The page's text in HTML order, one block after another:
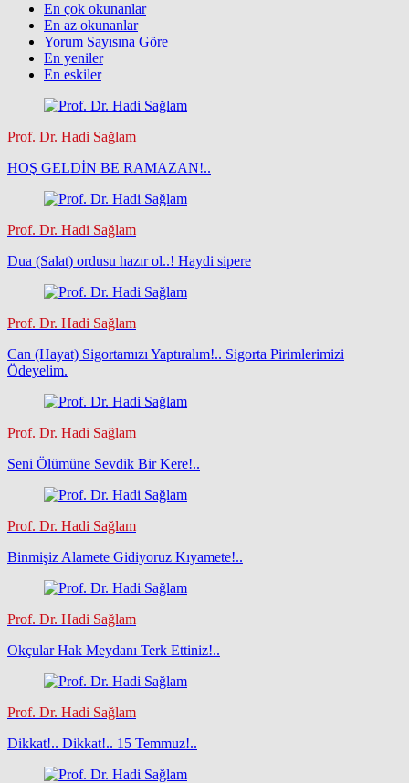
En çok okunanlar
En az okunanlar
Yorum Sayısına Göre
En yeniler
En eskiler
Prof. Dr. Hadi Sağlam
HOŞ GELDİN BE RAMAZAN!..
Prof. Dr. Hadi Sağlam
Dua (Salat) ordusu hazır ol..! Haydi sipere
Prof. Dr. Hadi Sağlam
Can (Hayat) Sigortamızı Yaptıralım!.. Sigorta Pirimlerimizi
Ödeyelim.
Prof. Dr. Hadi Sağlam
Seni Ölümüne Sevdik Bir Kere!..
Prof. Dr. Hadi Sağlam
Binmişiz Alamete Gidiyoruz Kıyamete!..
Prof. Dr. Hadi Sağlam
Okçular Hak Meydanı Terk Ettiniz!..
Prof. Dr. Hadi Sağlam
Dikkat!.. Dikkat!.. 15 Temmuz!..